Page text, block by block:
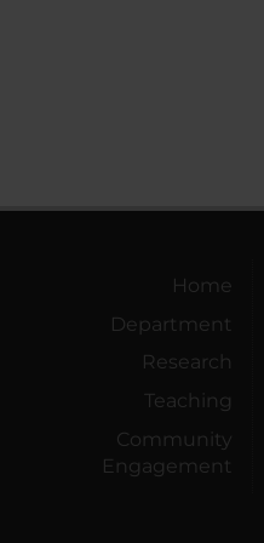
Home
Department
Research
Teaching
Community
Engagement